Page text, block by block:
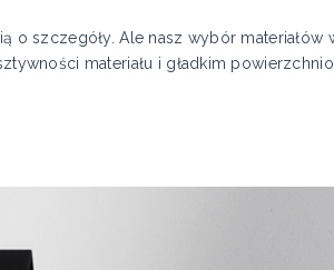
o szczegóły. Ale nasz wybór materiałów
materiału i gładkim